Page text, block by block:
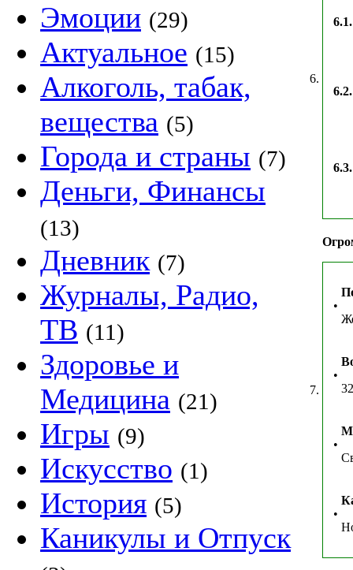
Эмоции (29)
Актуальное (15)
Алкоголь, табак,
вещества (5)
Города и страны (7)
Деньги, Финансы
(13)
Дневник (7)
Журналы, Радио,
ТВ (11)
Здоровье и
Медицина (21)
Игры (9)
Искусство (1)
История (5)
Каникулы и Отпуск
6.
6.1.
6.2.
6.3.
7.
•
•
•
•